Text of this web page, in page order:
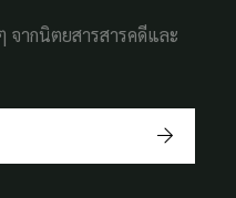
จากนิตยสารสารคดีและ